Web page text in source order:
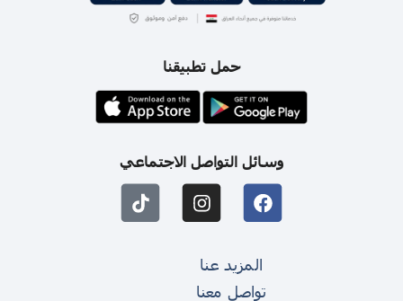
حمل تطبيقنا
وسائل التواصل الاجتماعي
المزيد عنا
تواصل معنا